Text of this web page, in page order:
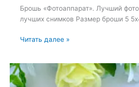
Брошь «Фотоаппарат». Лучший
лучших снимков Размер броши 5
Брошь
24
июня
Читать далее »